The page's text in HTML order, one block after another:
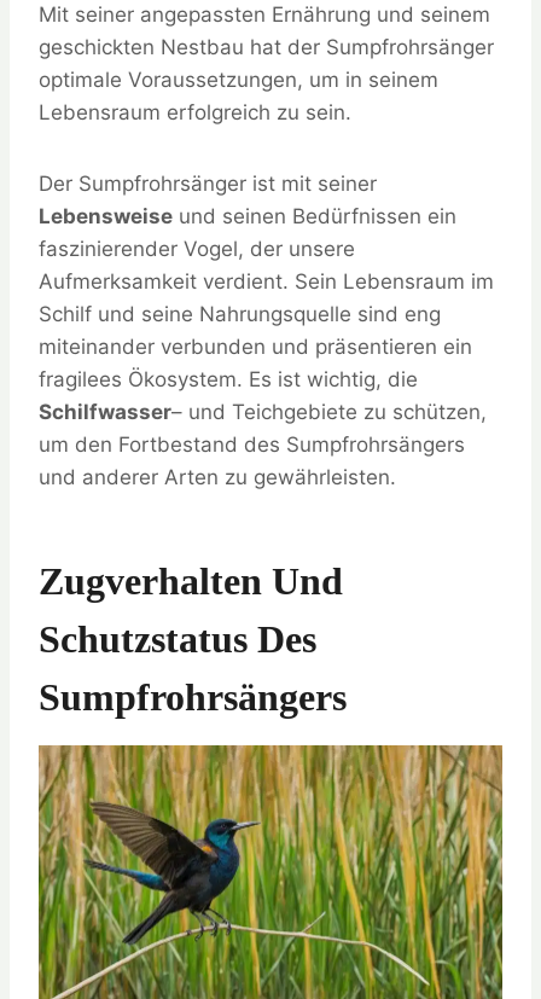
Mit seiner angepassten Ernährung und seinem
geschickten Nestbau hat der Sumpfrohrsänger
optimale Voraussetzungen, um in seinem
Lebensraum erfolgreich zu sein.
Der Sumpfrohrsänger ist mit seiner
Lebensweise und seinen Bedürfnissen ein
faszinierender Vogel, der unsere
Aufmerksamkeit verdient. Sein Lebensraum im
Schilf und seine Nahrungsquelle sind eng
miteinander verbunden und präsentieren ein
fragilees Ökosystem. Es ist wichtig, die
Schilfwasser– und Teichgebiete zu schützen,
um den Fortbestand des Sumpfrohrsängers
und anderer Arten zu gewährleisten.
Zugverhalten Und
Schutzstatus Des
Sumpfrohrsängers